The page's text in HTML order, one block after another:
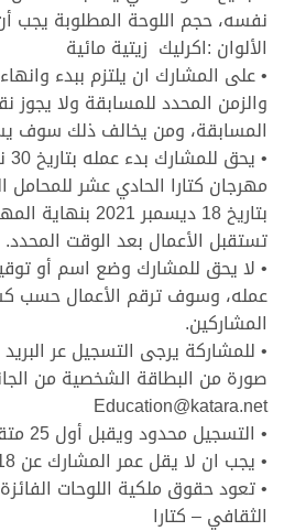
الألوان :اكرليك زيتية مائية
• على المشارك ان يلتزم ببدء
والزمن المحدد للمسابقة ولا يجوز
المسابقة، ومن يخالف ذلك سوف
مهرجان كتارا الحادي عشر للمحامل
بتاريخ 18 ديسمبر
تستقبل الأعمال بعد الوقت المحدد.
• لا يحق للمشارك وضع اسم أو
عمله، وسوف ترقم الأعمال حسب
المشاركين.
• للمشاركة يرجى التسجيل عر
صورة من البطاقة الشخصية من
Education@katara.net
• التسجيل محدود ويقبل أول 25 متقدماً للمشاركة.
• يجب ان لا يقل عمر المشارك عن 18 سنة.
• تعود حقوق ملكية اللوحات
الثقافي – كتارا